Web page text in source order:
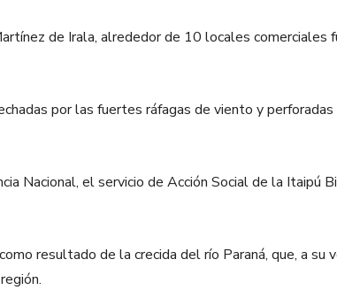
de Irala, alrededor de 10 locales comerciales
por las fuertes ráfagas de viento y
Nacional, el servicio de Acción Social de la Itaipú
resultado de la crecida del río Paraná, que, a su